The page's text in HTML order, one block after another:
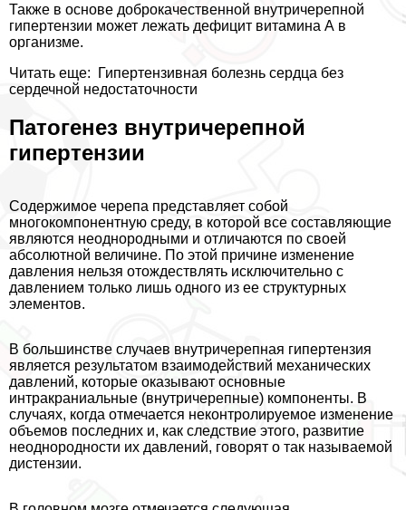
Также в основе доброкачественной внутричерепной
гипертензии может лежать дефицит витамина А в
организме.
Читать еще:
Гипертензивная болезнь сердца без
сердечной недостаточности
Патогенез внутричерепной
гипертензии
Содержимое черепа представляет собой
многокомпонентную среду, в которой все составляющие
являются неоднородными и отличаются по своей
абсолютной величине. По этой причине изменение
давления нельзя отождествлять исключительно с
давлением только лишь одного из ее структурных
элементов.
В большинстве случаев внутричерепная гипертензия
является результатом взаимодействий механических
давлений, которые оказывают основные
интpaкраниальные (внутричерепные) компоненты. В
случаях, когда отмечается неконтролируемое изменение
объемов последних и, как следствие этого, развитие
неоднородности их давлений, говорят о так называемой
дистензии.